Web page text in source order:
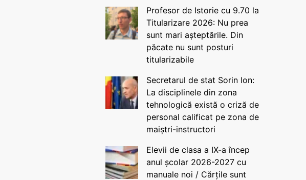
Profesor de Istorie cu 9.70 la
Titularizare 2026: Nu prea
sunt mari așteptările. Din
păcate nu sunt posturi
titularizabile
Secretarul de stat Sorin Ion:
La disciplinele din zona
tehnologică există o criză de
personal calificat pe zona de
maiștri-instructori
Elevii de clasa a IX-a încep
anul școlar 2026-2027 cu
manuale noi / Cărțile sunt